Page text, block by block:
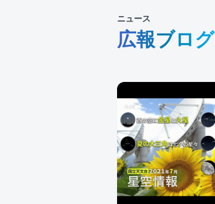
ニュース
広報ブログ